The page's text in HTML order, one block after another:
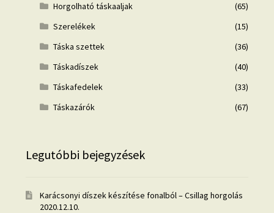
Horgolható táskaaljak
(65)
Szerelékek
(15)
Táska szettek
(36)
Táskadíszek
(40)
Táskafedelek
(33)
Táskazárók
(67)
Legutóbbi bejegyzések
Karácsonyi díszek készítése fonalból – Csillag horgolás
2020.12.10.